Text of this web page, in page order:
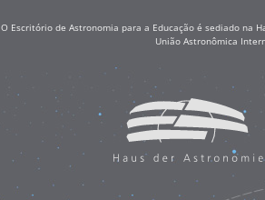
O Escritório de Astronomia para a Educação é sediado na
União Astronômica